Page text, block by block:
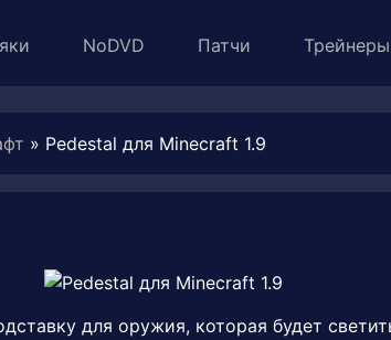
NoDVD Патчи Трейнеры
» Pedestal для Minecraft 1.9
для оружия, которая будет